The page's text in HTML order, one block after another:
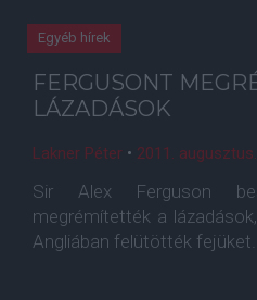
Egyéb hírek
FERGUSONT
LÁZADÁSOK
Lakner Péter • 2011.
Sir Alex Ferguson
megrémítették a
Angliában felütötték fejüket.